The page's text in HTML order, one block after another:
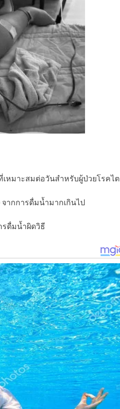
หมาะสมต่อวันสำหรับผู้ป่วยโรคไต
จากการดื่มน้ำมากเกินไป
รดื่มน้ำผิดวิธี